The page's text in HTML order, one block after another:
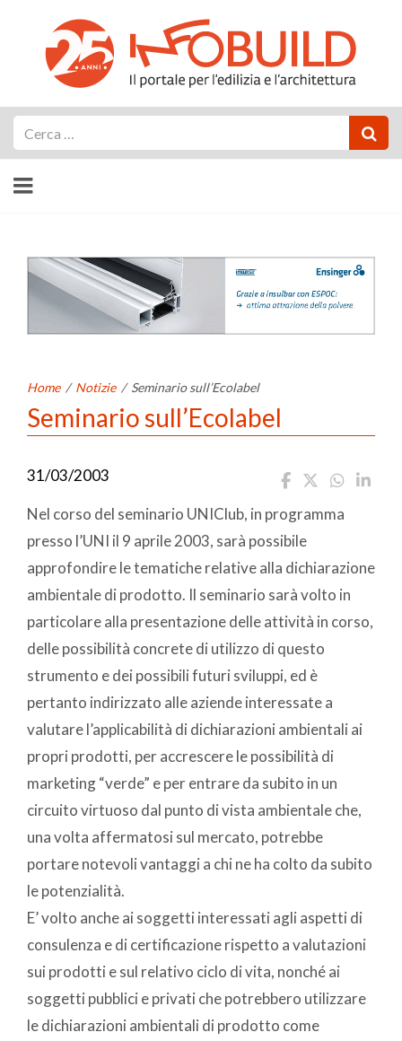
Home / Notizie / Seminario sull’Ecolabel
Seminario sull’Ecolabel
31/03/2003
Nel corso del seminario UNIClub, in programma
presso l’UNI il 9 aprile 2003, sarà possibile
approfondire le tematiche relative alla dichiarazione
ambientale di prodotto. Il seminario sarà volto in
particolare alla presentazione delle attività in corso,
delle possibilità concrete di utilizzo di questo
strumento e dei possibili futuri sviluppi, ed è
pertanto indirizzato alle aziende interessate a
valutare l’applicabilità di dichiarazioni ambientali ai
propri prodotti, per accrescere le possibilità di
marketing “verde” e per entrare da subito in un
circuito virtuoso dal punto di vista ambientale che,
una volta affermatosi sul mercato, potrebbe
portare notevoli vantaggi a chi ne ha colto da subito
le potenzialità.
E’ volto anche ai soggetti interessati agli aspetti di
consulenza e di certificazione rispetto a valutazioni
sui prodotti e sul relativo ciclo di vita, nonché ai
soggetti pubblici e privati che potrebbero utilizzare
le dichiarazioni ambientali di prodotto come